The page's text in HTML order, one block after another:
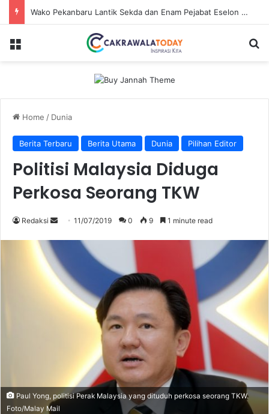
Wako Pekanbaru Lantik Sekda dan Enam Pejabat Eselon Lainnya
Menu
Home / Dunia
Berita Terbaru Berita Utama Dunia Pilihan Editor
Politisi Malaysia Diduga
Perkosa Seorang TKW
Redaksi
Send11/07/2019 0 9 1 minute read
Paul Yong, politisi Perak Malaysia yang dituduh perkosa seorang TKW.
Foto/Malay Mail